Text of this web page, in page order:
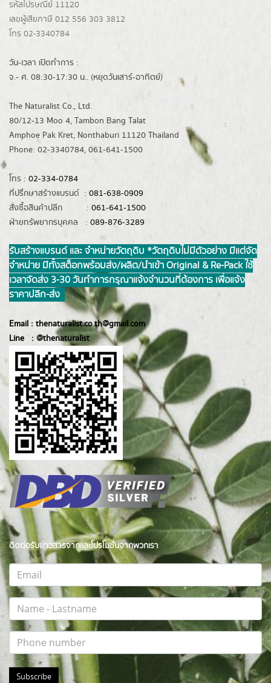
รหัสไปรษณีย์ 11120
เลขผู้เสียภาษี 012 556 303 3812
โทร 02-3340784
วัน-เวลา เปิดทำการ :
จ.- ศ. 08:30-17:30 น.. (หยุดวันเสาร์-อาทิตย์)
The Naturalist Co., Ltd.
80/12-13 Moo 4, Tambon Bang Talat
Amphoe Pak Kret, Nonthaburi 11120 Thailand
Phone: 02-3340784, 061-641-1500
โทร : 02-334-0784
ที่ปรึกษาสร้างแบรนด์ : 081-638-0909
สั่งซื้อสินค้าปลีก : 061-641-1500
ฝ่ายทรัพยากรบุคคล : 089-876-3289
รับสร้างแบรนด์ และ จำหน่ายวัตถุดิบ *วัตถุดิบไม่มีตัวอย่าง มีแต่จัด
จำหน่าย มีทั้งสต็อกพร้อมส่ง/ผลิต/นำเข้า Original & Re-Pack ใช้
เวลาจัดส่ง 3-30 วันทำการ กรุณาแจ้งจำนวนที่ต้องการ เพื่อแจ้ง
ราคาปลีก-ส่ง
Email : thenaturalist.co.th@gmail.com
Line : @thenaturalist
ติดต่อรับข่าวสารจากและโปรโมชั่นจากพวกเรา
Subscribe